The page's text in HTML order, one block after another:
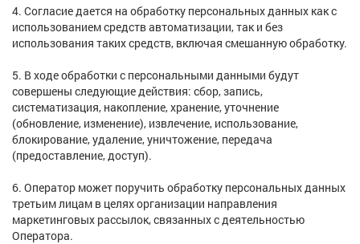
4. Согласие дается на обработку персональных данных как с
использованием средств автоматизации, так и без
использования таких средств, включая смешанную обработку.
5. В ходе обработки с персональными данными будут
совершены следующие действия: сбор, запись,
систематизация, накопление, хранение, уточнение
(обновление, изменение), извлечение, использование,
блокирование, удаление, уничтожение, передача
(предоставление, доступ).
6. Оператор может поручить обработку персональных данных
третьим лицам в целях организации направления
маркетинговых рассылок, связанных с деятельностью
Оператора.